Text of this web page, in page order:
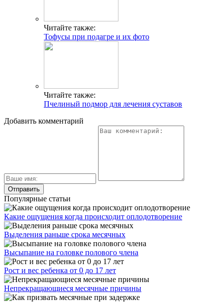
Читайте также:
Тофусы при подагре и их фото
Читайте также:
Пчелиный подмор для лечения суставов
Добавить комментарий
Популярные статьи
Какие ощущения когда происходит оплодотворение
Выделения раньше срока месячных
Высыпание на головке полового члена
Рост и вес ребенка от 0 до 17 лет
Непрекращающиеся месячные причины